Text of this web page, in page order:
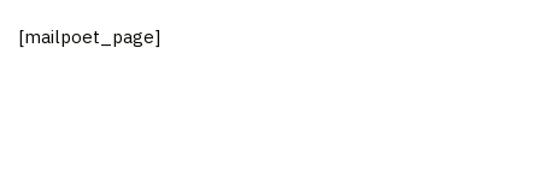
[mailpoet_page]